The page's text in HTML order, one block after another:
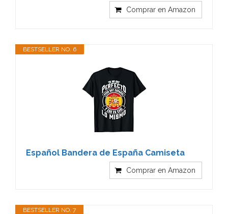
Comprar en Amazon
BESTSELLER NO. 6
Español Bandera de España Camiseta
Comprar en Amazon
BESTSELLER NO. 7